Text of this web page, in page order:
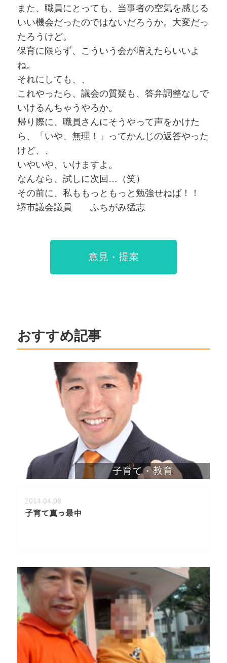
また、職員にとっても、当事者の空気を感じる
いい機会だったのではないだろうか。大変だっ
たろうけど。
保育に限らず、こういう会が増えたらいいよ
ね。
それにしても、、
これやったら、議会の質疑も、答弁調整なしで
いけるんちゃうやろか。
帰り際に、職員さんにそうやって声をかけた
ら、「いや、無理！」ってかんじの返答やった
けど、、
いやいや、いけますよ。
なんなら、試しに次回…（笑）
その前に、私ももっともっと勉強せねば！！
堺市議会議員 ふちがみ猛志
意見・提案
おすすめ記事
子育て・教育
2014.04.08
子育て真っ最中